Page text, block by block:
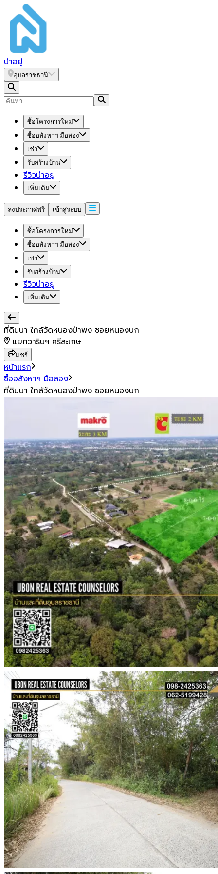
น่าอยู่
อุบลราชธานี
ซื้อโครงการใหม่
ซื้ออสังหาฯ มือสอง
เช่า
รับสร้างบ้าน
รีวิวน่าอยู่
เพิ่มเติม
ลงประกาศฟรี เข้าสู่ระบบ
ซื้อโครงการใหม่
ซื้ออสังหาฯ มือสอง
เช่า
รับสร้างบ้าน
รีวิวน่าอยู่
เพิ่มเติม
ที่ดินนา ใกล้วัดหนองป่าพง ซอยหนองบก
แยกวารินฯ ศรีสะเกษ
แชร์
หน้าแรก
ซื้ออสังหาฯ มือสอง
ที่ดินนา ใกล้วัดหนองป่าพง ซอยหนองบก